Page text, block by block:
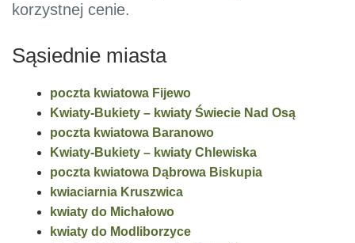
korzystnej cenie.
Sąsiednie miasta
poczta kwiatowa Fijewo
Kwiaty-Bukiety – kwiaty Świecie Nad Osą
poczta kwiatowa Baranowo
Kwiaty-Bukiety – kwiaty Chlewiska
poczta kwiatowa Dąbrowa Biskupia
kwiaciarnia Kruszwica
kwiaty do Michałowo
kwiaty do Modliborzyce